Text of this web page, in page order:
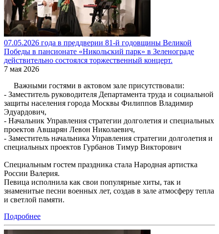
07.05.2026 года в преддверии 81-й годовщины Великой
Победы в пансионате «Никольский парк» в Зеленограде
действительно состоялся торжественный концерт.
7 мая 2026
Важными гостями в актовом зале присутствовали:
- Заместитель руководителя Департамента труда и социальной
защиты населения города Москвы Филиппов Владимир
Эдуардович,
- Начальник Управления стратегии долголетия и специальных
проектов Авшарян Левон Николаевич,
- Заместитель начальника Управления стратегии долголетия и
специальных проектов Гурбанов Тимур Викторович
Специальным гостем праздника стала Народная артистка
России Валерия.
Певица исполнила как свои популярные хиты, так и
знаменитые песни военных лет, создав в зале атмосферу тепла
и светлой памяти.
Подробнее